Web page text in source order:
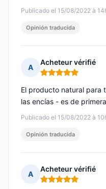
Publicado el 15/08/2022 à
Opinión traducida
A
Acheteur vérifié
Nota: 5 de 5
Publicado el 15/08/2022 à
El producto natural para
las encías - es de
Opinión traducida
A
Acheteur vérifié
Nota: 5 de 5